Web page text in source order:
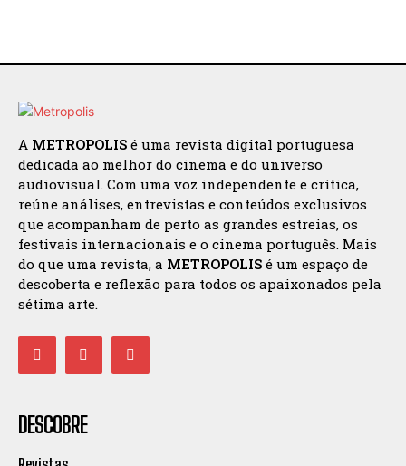
A METROPOLIS é uma revista digital portuguesa
dedicada ao melhor do cinema e do universo
audiovisual. Com uma voz independente e crítica,
reúne análises, entrevistas e conteúdos exclusivos
que acompanham de perto as grandes estreias, os
festivais internacionais e o cinema português. Mais
do que uma revista, a METROPOLIS é um espaço de
descoberta e reflexão para todos os apaixonados pela
sétima arte.
DESCOBRE